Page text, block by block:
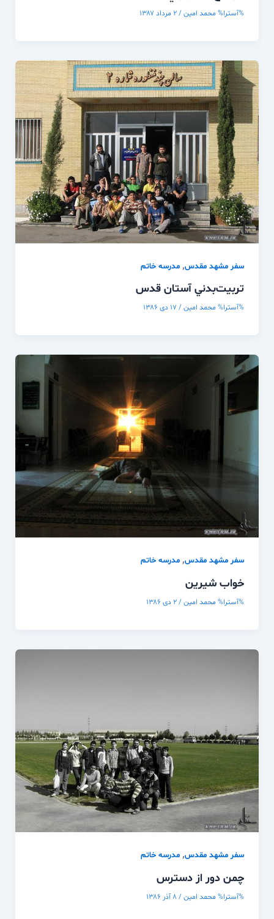
%آسترا% محمد امین/۲ مرداد ۱۳۸۷
سفر مشهد مقدس, مدرسه خاتم
تربيت‌بدني آستان قدس
%آسترا% محمد امین/ ۱۷ دی ۱۳۸۶
سفر مشهد مقدس, مدرسه خاتم
خواب شيرين
%آسترا% محمد امین/۲ دی ۱۳۸۶
سفر مشهد مقدس, مدرسه خاتم
چمن دور از دسترس
%آسترا% محمد امین/۸ آذر ۱۳۸۶